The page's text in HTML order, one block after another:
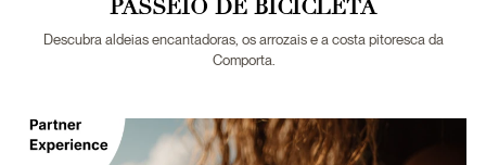
PASSEIO DE BICICLETA
Descubra aldeias encantadoras, os arrozais e a costa pitoresca da
Comporta.